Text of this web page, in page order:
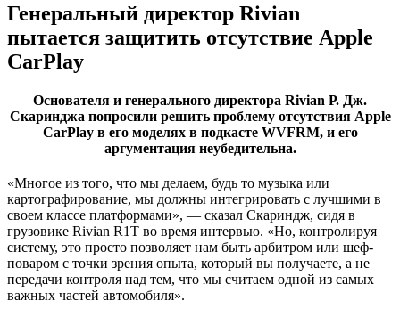
Генеральный директор Rivian
пытается защитить отсутствие Apple
CarPlay
Основателя и генерального директора Rivian Р. Дж.
Скаринджа попросили решить проблему отсутствия Apple
CarPlay в его моделях в подкасте WVFRM, и его
аргументация неубедительна.
«Многое из того, что мы делаем, будь то музыка или
картографирование, мы должны интегрировать с лучшими в
своем классе платформами», — сказал Скариндж, сидя в
грузовике Rivian R1T во время интервью. «Но, контролируя
систему, это просто позволяет нам быть арбитром или шеф-
поваром с точки зрения опыта, который вы получаете, а не
передачи контроля над тем, что мы считаем одной из самых
важных частей автомобиля».